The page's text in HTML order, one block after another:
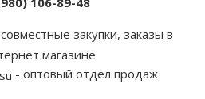
закупки, заказы в
магазине
- оптовый отдел продаж